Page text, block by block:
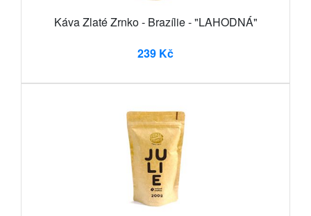
Káva Zlaté Zrnko - Brazílie - "LAHODNÁ"
239 Kč